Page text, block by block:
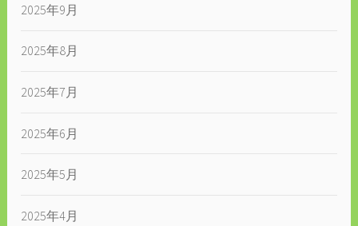
2025年9月
2025年8月
2025年7月
2025年6月
2025年5月
2025年4月